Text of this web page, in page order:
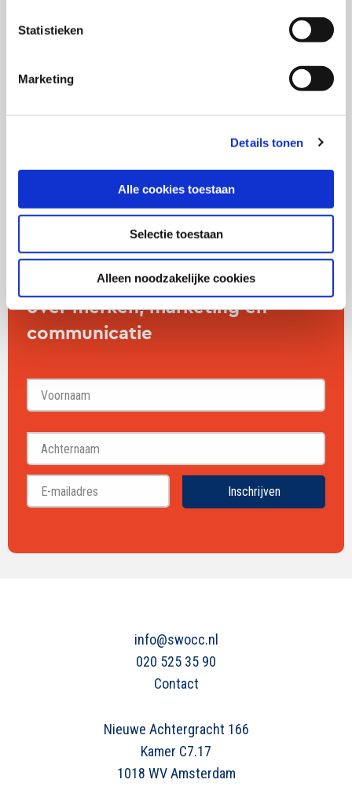
Statistieken
Marketing
Details tonen
Alle cookies toestaan
Selectie toestaan
Alleen noodzakelijke cookies
bestellen. Log
Mail mij 1x per maand een update
over merken, marketing en
communicatie
Voornaam
Inschrijven
info@swocc.nl
020 525 35 90
Contact
Nieuwe Achtergracht 166
Kamer C7.17
1018 WV Amsterdam